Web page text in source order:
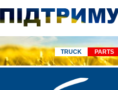
TRUCK PARTS